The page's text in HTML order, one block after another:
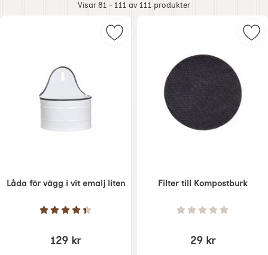
Visar 81 - 111 av 111 produkter
Låda för vägg i vit emalj liten
Art. nr 6570 Betyg: 4.5 Stjärnor av 5
129 kr
Markera låda för vägg i vit emalj
Filter till Kompostburk
Art. nr 5981 Betyg: 0 Stjärnor
29 kr